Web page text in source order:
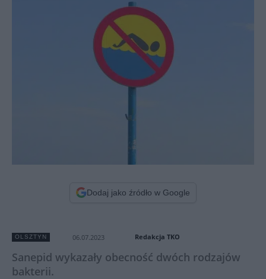
Dodaj jako źródło w Google
OLSZTYN 06.07.2023 Redakcja TKO
Sanepid wykazały obecność dwóch rodzajów
bakterii.